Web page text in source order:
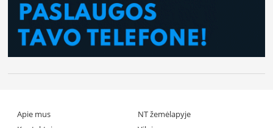
Apie mus
NT žemėlapyje